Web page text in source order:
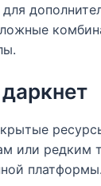
или
платформы.